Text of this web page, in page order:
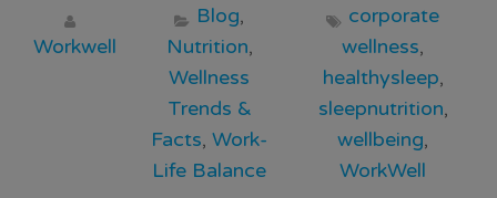
Workwell
Blog,
Nutrition,
Wellness
Trends &
Facts, Work-
Life Balance
corporate
wellness,
healthysleep,
sleepnutrition,
wellbeing,
WorkWell